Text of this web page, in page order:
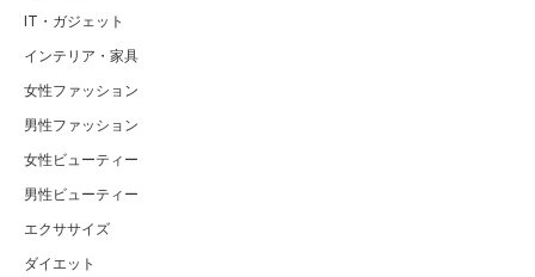
IT・ガジェット
インテリア・家具
女性ファッション
男性ファッション
女性ビューティー
男性ビューティー
エクササイズ
ダイエット